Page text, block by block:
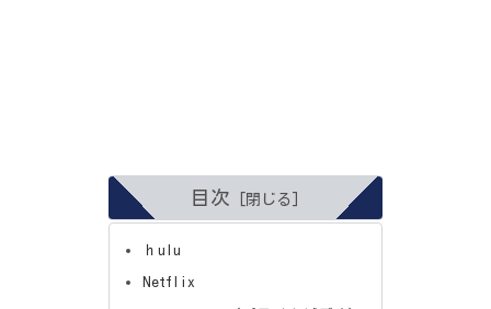
目次
ｈulu
Netflix